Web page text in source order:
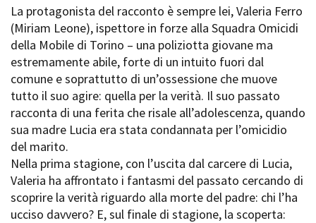
Spazi nella sede FCTP
Sala Casting
Sala Paolo Tenna
FILM FUNDS
Piemonte Film Tv Fund
Piemonte Film Tv
Development Fund
Piemonte Doc Film Fund
Short Film Fund
PRODUCTION GUIDE
Società di produzione
Filmfestspiele Berlin
Festival de Cannes
Biografilm Festival - Bio to B
Industry Days
Locarno Film Festival
Mostra Internazionale d’Arte
Cinematografica Venezia
Toronto International Film
Festival
Torino Film Festival
David di Donatello
Nastri d’Argento
Premio Solinas
La protagonista del racconto è sempre lei, Valeria Ferro
(Miriam Leone), ispettore in forze alla Squadra Omicidi
della Mobile di Torino – una poliziotta giovane ma
estremamente abile, forte di un intuito fuori dal
comune e soprattutto di un’ossessione che muove
tutto il suo agire: quella per la verità. Il suo passato
racconta di una ferita che risale all’adolescenza, quando
sua madre Lucia era stata condannata per l’omicidio
del marito.
Nella prima stagione, con l’uscita dal carcere di Lucia,
Valeria ha affrontato i fantasmi del passato cercando di
scoprire la verità riguardo alla morte del padre: chi l’ha
ucciso davvero? E, sul finale di stagione, la scoperta: